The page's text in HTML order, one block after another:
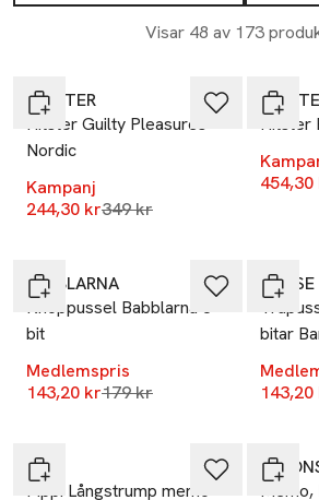
Visar 48 av 173
HITSTER
Hitster Guilty Pleasures
Nordic
Kampanj
244,30 krLägsta pris 30 dagar
349 kr
Hitster
454,30
BABBLARNA
Knoppussel Babblarna 8
bit
Medlemspris
143,20 krLägsta pris 30 dagar
179 kr
BAMSE
bitar
PIPPI
Pippi Långstrump memo